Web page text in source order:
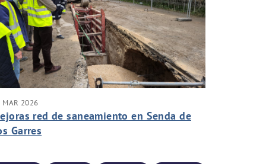
MAR 2026
red de saneamiento en Senda de
Garres